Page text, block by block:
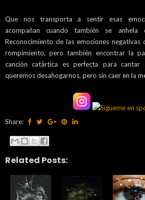
Que nos transporta a sentir esas
acompañan cuando también se
Reconocimiento de las emociones negativas
rompimiento, pero también encontrar la
canción catártica es perfecta para
queremos desahogarnos, pero sin caer en la
Share:
Related Posts: